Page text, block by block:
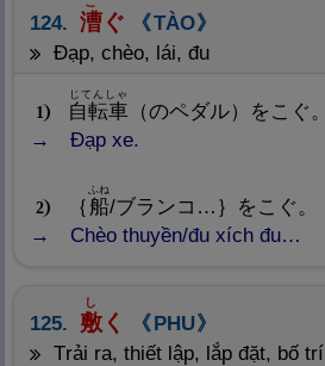
124. 漕ぐ
TÀO
đạp, chèo, lái, đu
1 自転車
じてんしゃ
（のペダル）をこぐ。
Đạp xe.
2 ｛ 船
ふね
/ブランコ…｝をこぐ。
Chèo thuyền/đu xích đu…
125.
敷
し
く
PHU
trải ra, thiết lập, lắp đặt, bố trí